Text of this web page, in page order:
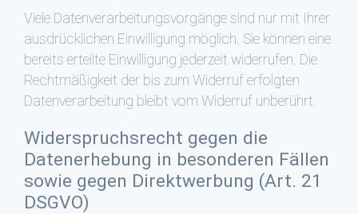
Viele Datenverarbeitungsvorgänge sind nur mit Ihrer
ausdrücklichen Einwilligung möglich. Sie können eine
bereits erteilte Einwilligung jederzeit widerrufen. Die
Rechtmäßigkeit der bis zum Widerruf erfolgten
Datenverarbeitung bleibt vom Widerruf unberührt.
Widerspruchsrecht gegen die
Datenerhebung in besonderen Fällen
sowie gegen Direktwerbung (Art. 21
DSGVO)